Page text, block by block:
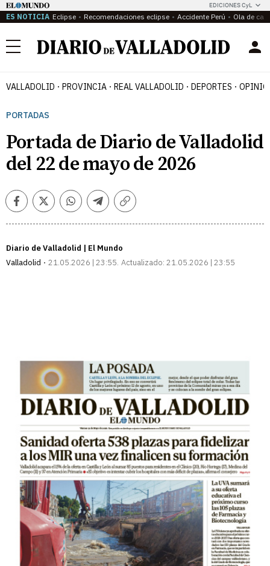
EDICIONES CyL
ES NOTICIA Eclipse Recomendaciones eclipse Accidente Perú Ola de
Menú
VALLADOLID PROVINCIA REAL VALLADOLID DEPORTES
PORTADAS
Portada de Diario de Valladolid
del 22 de mayo de 2026
FacebookTwitterWhatsappTelegramCopiar
Diario de Valladolid | El Mundo
Valladolid
21.05.2026 | 23:55 Actualizado: 21.05.2026 | 23:55